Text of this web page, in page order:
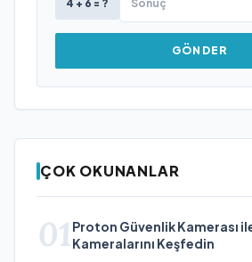
4 + 6 = ?
GÖNDER
ÇOK OKUNANLAR
01 Proton Güvenlik Kamerası
Kameralarını Keşfedin